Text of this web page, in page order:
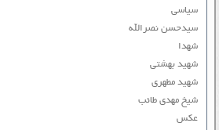
سیاسی
سیدحسن نصرالله
شهدا
شهید بهشتی
شهید مطهری
شیخ مهدی طائب
عکس